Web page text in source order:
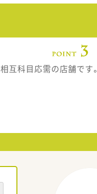
相互科目応需の店舗です。